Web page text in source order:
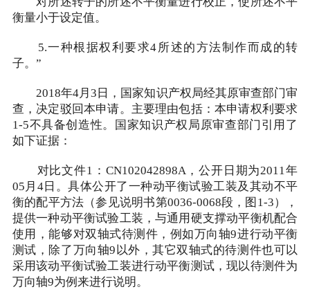
衡量小于设定值。
5.一种根据权利要求4所述的方法制作而成的转
子。”
2018年4月3日，国家知识产权局经其原审查部门审
查，决定驳回本申请。主要理由包括：本申请权利要求
1-5不具备创造性。国家知识产权局原审查部门引用了
如下证据：
对比文件1：CN102042898A，公开日期为2011年
05月4日。具体公开了一种动平衡试验工装及其动不平
衡的配平方法（参见说明书第0036-0068段，图1-3），
提供一种动平衡试验工装，与通用硬支撑动平衡机配合
使用，能够对双轴式待测件，例如万向轴9进行动平衡
测试，除了万向轴9以外，其它双轴式的待测件也可以
采用该动平衡试验工装进行动平衡测试，现以待测件为
万向轴9为例来进行说明。